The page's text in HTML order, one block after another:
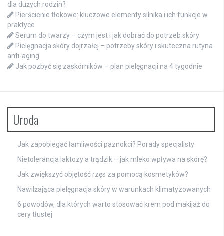
dla dużych rodzin?
Pierścienie tłokowe: kluczowe elementy silnika i ich funkcje w
praktyce
Serum do twarzy – czym jest i jak dobrać do potrzeb skóry
Pielęgnacja skóry dojrzałej – potrzeby skóry i skuteczna rutyna
anti-aging
Jak pozbyć się zaskórników – plan pielęgnacji na 4 tygodnie
Uroda
Jak zapobiegać łamliwości paznokci? Porady specjalisty
Nietolerancja laktozy a trądzik – jak mleko wpływa na skórę?
Jak zwiększyć objętość rzęs za pomocą kosmetyków?
Nawilżająca pielęgnacja skóry w warunkach klimatyzowanych
6 powodów, dla których warto stosować krem pod makijaż do
cery tłustej